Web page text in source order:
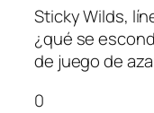
Sticky Wilds,
¿qué se
de juego de
0